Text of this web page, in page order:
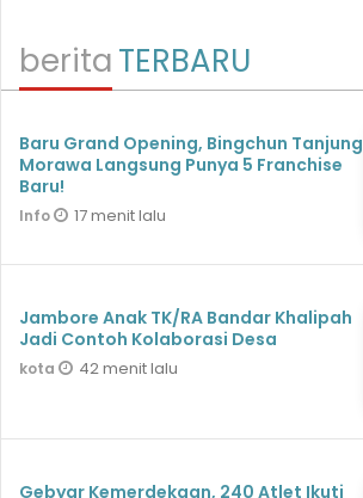
beritaTERBARU
‎Baru Grand Opening, Bingchun Tanjung
Morawa Langsung Punya 5 Franchise
Info 17 menit lalu
Jambore Anak TK/RA Bandar Khalipah
Jadi Contoh Kolaborasi Desa
kota 42 menit lalu
Gebyar Kemerdekaan, 240 Atlet Ikuti